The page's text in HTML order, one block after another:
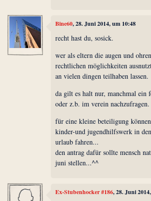
Bine60, 28. Juni 2014, um 10:48
recht hast du, sosick.
wer als eltern die augen und
rechtlichen möglichkeiten
an vielen dingen teilhaben lassen.
da gilt es halt nur, manchmal ein
oder z.b. im verein nachzufragen.
für eine kleine beteiligung
kinder-und jugendhilfswerk in
urlaub fahren...
den antrag dafür sollte mensch
juni stellen...^^
Ex-Stubenhocker #186, 28. Juni